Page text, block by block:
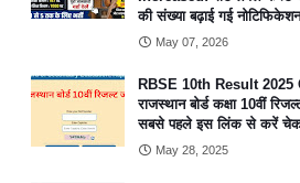
की संख्या बढ़ाई गई
May 07, 2026
RBSE 10th Result 2025
राजस्थान बोर्ड कक्षा 10वीं
सबसे पहले इस लिंक से करें
May 28, 2025